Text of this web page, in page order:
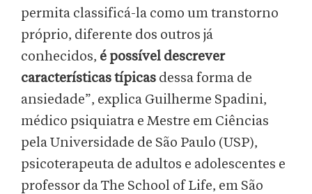
permita classificá-la como um transtorno
próprio, diferente dos outros já
conhecidos, é possível descrever
características típicas dessa forma de
ansiedade”, explica Guilherme Spadini,
médico psiquiatra e Mestre em Ciências
pela Universidade de São Paulo (USP),
psicoterapeuta de adultos e adolescentes e
professor da The School of Life, em São